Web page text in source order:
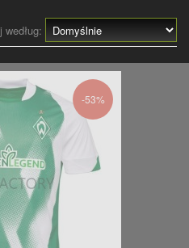
według:
-53%